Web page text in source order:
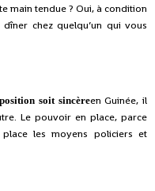
main tendue ? Oui, à condition
chez quelqu’un qui vous
soit sincèreen Guinée, il
Le pouvoir en place, parce
les moyens policiers et